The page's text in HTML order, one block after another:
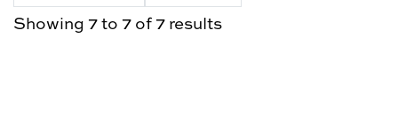
Showing 7 to 7 of 7 results